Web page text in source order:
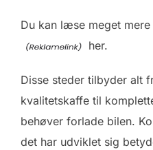
Du kan læse meget mere
her.
Disse steder tilbyder alt
kvalitetskaffe til
behøver forlade bilen.
det har udviklet sig